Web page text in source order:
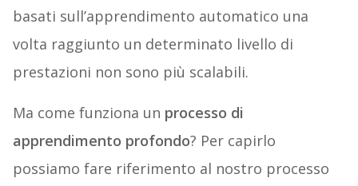
basati sull’apprendimento automatico una
volta raggiunto un determinato livello di
prestazioni non sono più scalabili.
Ma come funziona un processo di
apprendimento profondo? Per capirlo
possiamo fare riferimento al nostro processo